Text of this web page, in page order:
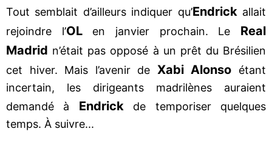
Tout semblait d’ailleurs indiquer qu’Endrick allait
rejoindre l’OL en janvier prochain. Le Real
Madrid n’était pas opposé à un prêt du Brésilien
cet hiver. Mais l’avenir de Xabi Alonso étant
incertain, les dirigeants madrilènes auraient
demandé à Endrick de temporiser quelques
temps. À suivre...